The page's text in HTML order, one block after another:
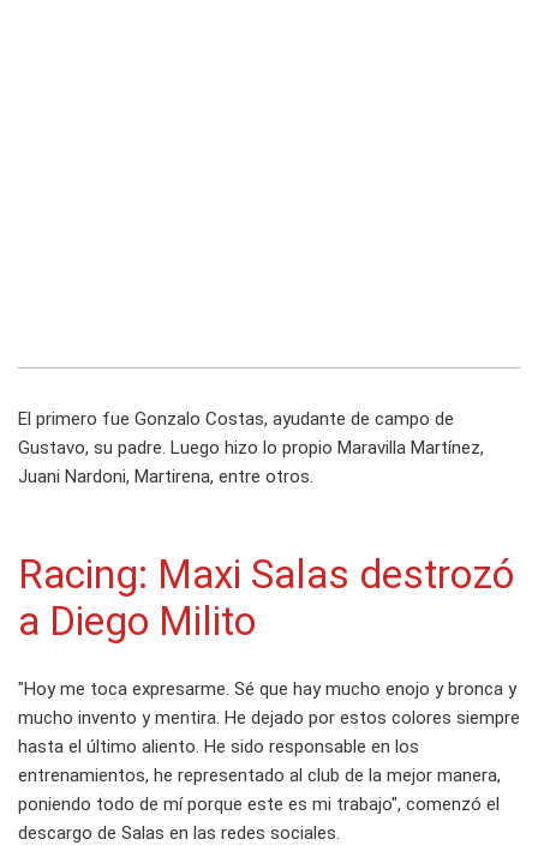
El primero fue Gonzalo Costas, ayudante de campo de
Gustavo, su padre. Luego hizo lo propio Maravilla Martínez,
Juani Nardoni, Martirena, entre otros.
Racing: Maxi Salas destrozó
a Diego Milito
"Hoy me toca expresarme. Sé que hay mucho enojo y bronca y
mucho invento y mentira. He dejado por estos colores siempre
hasta el último aliento. He sido responsable en los
entrenamientos, he representado al club de la mejor manera,
poniendo todo de mí porque este es mi trabajo", comenzó el
descargo de Salas en las redes sociales.